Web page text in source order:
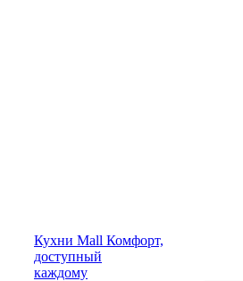
Кухни Mall Комфорт,
доступный
каждому